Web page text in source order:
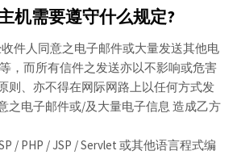
机需要遵守什么规定?
收件人同意之电子邮件或大量发送其他电
，而所有信件之发送亦以不影响或危害
则、亦不得在网际网路上以任何方式发
之电子邮件或/及大量电子信息 造成乙方
/ PHP / JSP / Servlet 或其他语言程式编